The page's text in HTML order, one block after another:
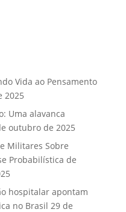
Vida ao Pensamento
2025
Uma alavanca
outubro de 2025
Militares Sobre
Probabilística de
hospitalar apontam
no Brasil 29 de